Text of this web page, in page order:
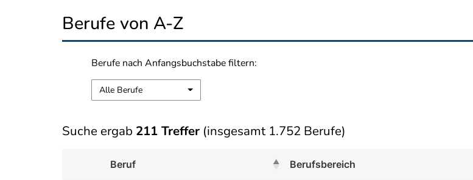
Berufe von A-Z
Berufe nach Anfangsbuchstabe filtern:
Alle Berufe
Suche ergab 211 Treffer (insgesamt 1.752 Berufe)
Beruf Berufsbereich